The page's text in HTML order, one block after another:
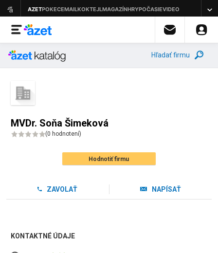
Hľadať firmu
MVDr. Soňa Šimeková
(0 hodnotení)
Hodnotiť firmu
ZAVOLAŤ NAPÍSAŤ
KONTAKTNÉ ÚDAJE